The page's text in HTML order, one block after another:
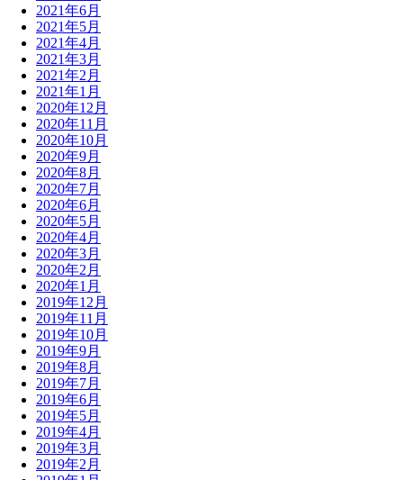
2021年6月
2021年5月
2021年4月
2021年3月
2021年2月
2021年1月
2020年12月
2020年11月
2020年10月
2020年9月
2020年8月
2020年7月
2020年6月
2020年5月
2020年4月
2020年3月
2020年2月
2020年1月
2019年12月
2019年11月
2019年10月
2019年9月
2019年8月
2019年7月
2019年6月
2019年5月
2019年4月
2019年3月
2019年2月